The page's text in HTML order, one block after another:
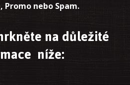
Promo nebo Spam.
na důležité
níže: